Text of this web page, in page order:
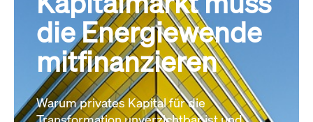
die Energiewende
mitfinanzieren
Warum privates Kapital für die